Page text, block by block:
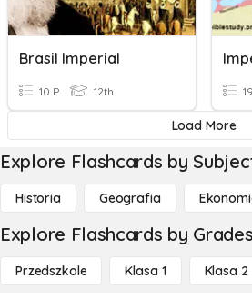
Brasil Imperial
10 P 12th
Load More
Explore Flashcards by
Historia Geografia
Explore Flashcards by Grades
Przedszkole Klasa 1 Klasa 2